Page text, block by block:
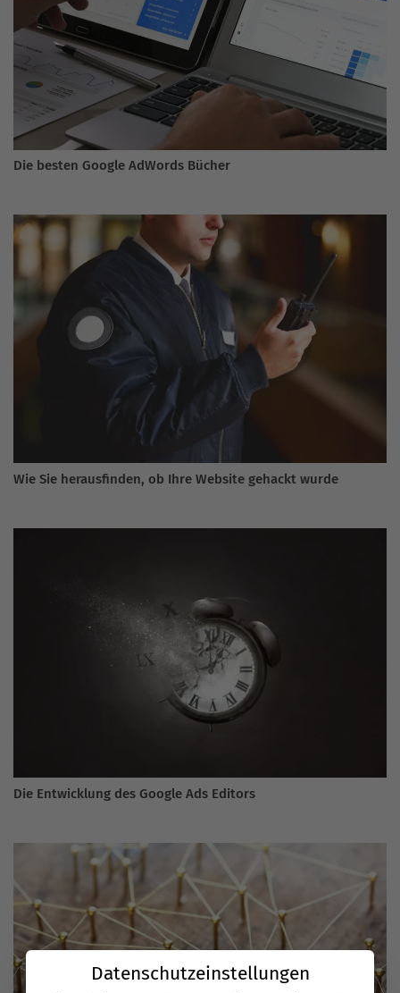
Die besten Google AdWords Bücher
Wie Sie herausfinden, ob Ihre Website gehackt wurde
Die Entwicklung des Google Ads Editors
Datenschutzeinstellungen